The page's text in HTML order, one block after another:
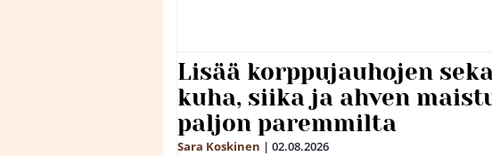
Lisää korppujauhojen
kuha, siika ja ahven
paljon paremmilta
Sara Koskinen | 02.08.2026